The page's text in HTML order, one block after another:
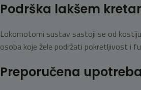
Podrška lakšem
Lokomotorni sustav sastoji se od
osoba koje žele podržati pokretljivost i
Preporučena upotreba